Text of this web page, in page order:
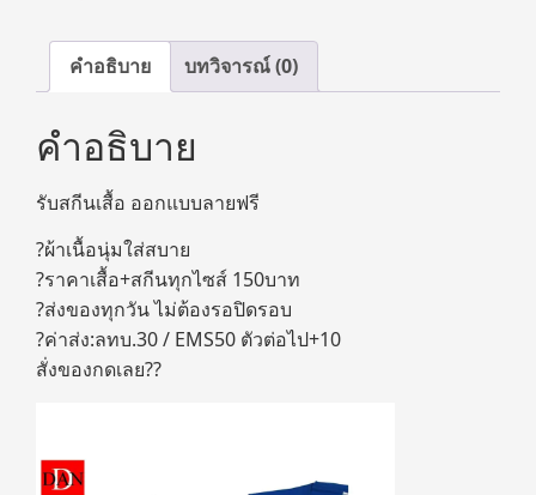
คำอธิบาย บทวิจารณ์ (0)
คำอธิบาย
รับสกีนเสื้อ ออกแบบลายฟรี
?ผ้าเนื้อนุ่มใส่สบาย
?ราคาเสื้อ+สกีนทุกไซส์ 150บาท
?ส่งของทุกวัน ไม่ต้องรอปิดรอบ
?ค่าส่ง:ลทบ.30 / EMS50 ตัวต่อไป+10
สั่งของกดเลย??